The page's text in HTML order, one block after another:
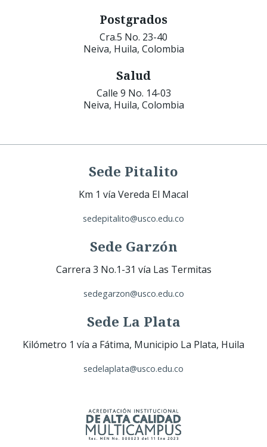
Postgrados
Cra.5 No. 23-40
Neiva, Huila, Colombia
Salud
Calle 9 No. 14-03
Neiva, Huila, Colombia
Sede Pitalito
Km 1 vía Vereda El Macal
sedepitalito@usco.edu.co
Sede Garzón
Carrera 3 No.1-31 vía Las Termitas
sedegarzon@usco.edu.co
Sede La Plata
Kilómetro 1 vía a Fátima, Municipio La Plata, Huila
sedelaplata@usco.edu.co